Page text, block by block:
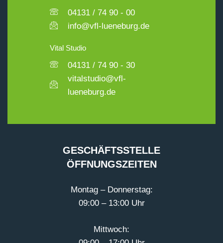
04131 / 74 90 - 00
info@vfl-lueneburg.de
Vital Studio
04131 / 74 90 - 30
vitalstudio@vfl-
lueneburg.de
GESCHÄFTSSTELLE
ÖFFNUNGSZEITEN
Montag – Donnerstag:
09:00 – 13:00 Uhr
Mittwoch: